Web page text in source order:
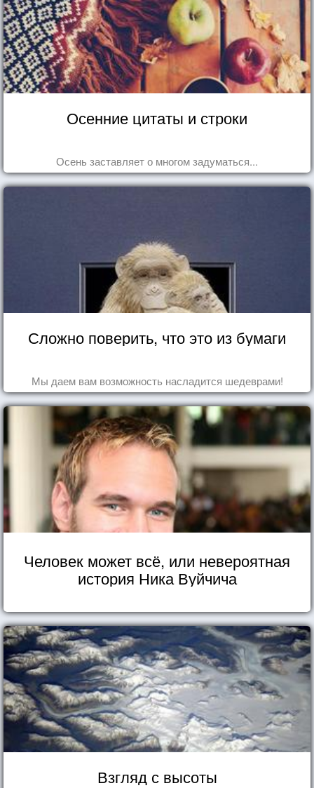
Осенние цитаты и строки
Осень заставляет о многом задуматься...
Сложно поверить, что это из бумаги
Мы даем вам возможность насладится шедеврами!
Человек может всё, или невероятная
история Ника Вуйчича
Взгляд с высоты